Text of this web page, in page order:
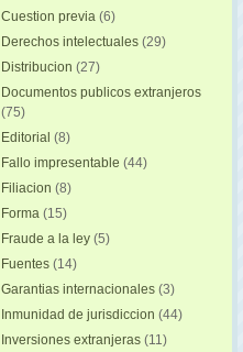
Cuestion previa (6)
Derechos intelectuales (29)
Distribucion (27)
Documentos publicos extranjeros
(75)
Editorial (8)
Fallo impresentable (44)
Filiacion (8)
Forma (15)
Fraude a la ley (5)
Fuentes (14)
Garantias internacionales (3)
Inmunidad de jurisdiccion (44)
Inversiones extranjeras (11)